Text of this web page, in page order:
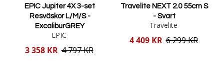
EPIC Jupiter 4X 3-set
Resväskor L/M/S -
ExcaliburGREY
EPIC
Reducerat
3 358 KR 4 797 KR
Travelite NEXT 2.0 55cm S
- Svart
Travelite
Reducerat
4 409 KR 6 299 KR